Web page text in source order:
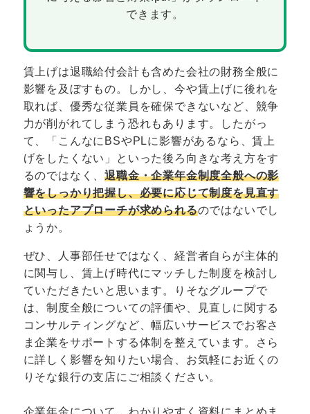
できます。
賃上げは退職給付会計も含めた会社の財務全般に
影響を及ぼすもの。しかし、今や賃上げに後れを
取れば、優秀な従業員を確保できないなど、競争
力が削がれてしまう恐れもあります。したがっ
て、「こんなにBSやPLに影響があるなら、賃上
げをしたくない」といった後ろ向きな考え方をす
るのではなく、退職金・企業年金制度全般への影
響をしっかり把握し、必要に応じて制度を見直す
といったアプローチが求められるのではないでし
ょうか。
ぜひ、人事部任せではなく、経営者自らが主体的
に関与し、賃上げ時代にマッチした制度を検討し
ていただきたいと思います。りそなグループで
は、制度全般についての評価や、見直しに関する
コンサルティングなど、幅広いサービスでお客さ
ま企業をサポートする体制を整えています。さら
に詳しく影響を知りたい場合、お気軽にお近くの
りそな銀行の支店にご相談ください。